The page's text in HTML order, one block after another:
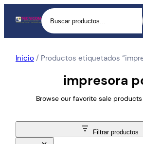
Buscar
Inicio / Productos etiquetados
impresora
Browse our favorite sale
Filtrar productos